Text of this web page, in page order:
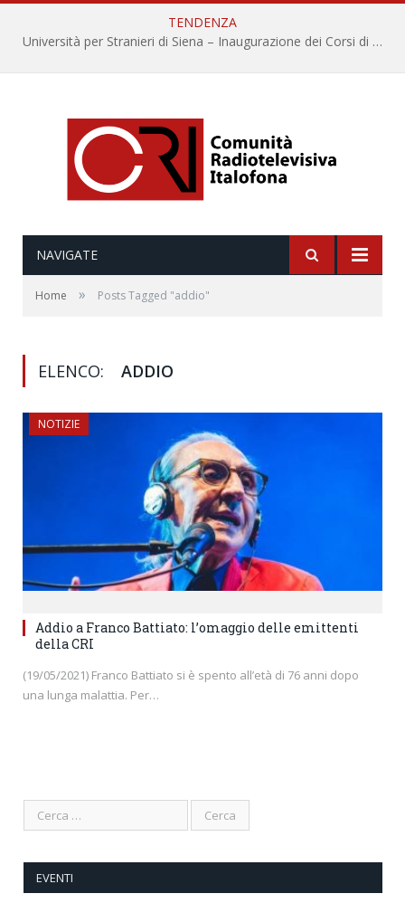
TENDENZA
Università per Stranieri di Siena – Inaugurazione dei Corsi di Lingua e Cultura Italiana, 109a annata
NAVIGATE
Home » Posts Tagged "addio"
ELENCO: ADDIO
NOTIZIE
Addio a Franco Battiato: l’omaggio delle emittenti
della CRI
(19/05/2021) Franco Battiato si è spento all’età di 76 anni dopo
una lunga malattia. Per…
EVENTI